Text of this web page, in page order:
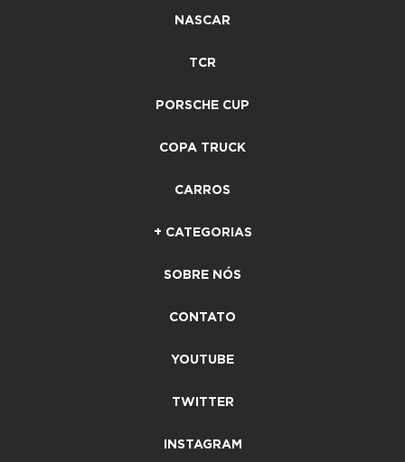
NASCAR
TCR
PORSCHE CUP
COPA TRUCK
CARROS
+ CATEGORIAS
SOBRE NÓS
CONTATO
YOUTUBE
TWITTER
INSTAGRAM